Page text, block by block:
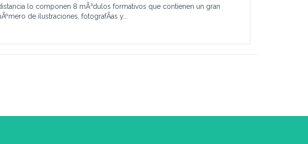
lo componen 8 mÃ³dulos formativos que contienen un gran
de ilustraciones, fotografÃ­as y...